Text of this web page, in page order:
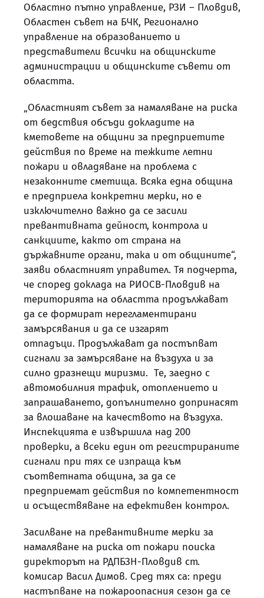
Областно пътно управление, РЗИ – Пловдив,
Областен съвет на БЧК, Регионално
управление на образованието и
представители всички на общинските
администрации и общинските съвети от
областта.
„Областният съвет за намаляване на риска
от бедствия обсъди докладите на
кметовете на общини за предприетите
действия по време на тежките летни
пожари и овладяване на проблема с
незаконните сметища. Всяка една община
е предприела конкретни мерки, но е
изключително важно да се засили
превантивната дейност, контрола и
санкциите, както от страна на
държавните органи, така и от общините“,
заяви областният управител. Тя подчерта,
че според доклада на РИОСВ-Пловдив на
територията на областта продължават
да се формират нерегламентирани
замърсявания и да се изгарят
отпадъци. Продължават да постъпват
сигнали за замърсяване на въздуха и за
силно дразнещи миризми. Те, заедно с
автомобилния трафик, отоплението и
запрашаването, допълнително допринасят
за влошаване на качеството на въздуха.
Инспекцията е извършила над 200
проверки, а всеки един от регистрираните
сигнали при тях се изпраща към
съответната община, за да се
предприемат действия по компетентност
и осъществяване на ефективен контрол.
Засилване на превантивните мерки за
намаляване на риска от пожари поиска
директорът на РДПБЗН-Пловдив ст.
комисар Васил Димов. Сред тях са: преди
настъпване на пожароопасния сезон да се